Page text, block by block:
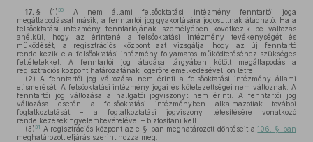
17. § (1)30
A nem állami felsőoktatási intézmény fenntartói joga
megállapodással másik, a fenntartói jog gyakorlására jogosultnak átadható. Ha a
felsőoktatási intézmény fenntartójának személyében következik be változás
anélkül, hogy az érintené a felsőoktatási intézmény tevékenységét és
működését, a regisztrációs központ azt vizsgálja, hogy az új fenntartó
rendelkezik-e a felsőoktatási intézmény folyamatos működtetéséhez szükséges
feltételekkel. A fenntartói jog átadása tárgyában kötött megállapodás a
regisztrációs központ határozatának jogerőre emelkedésével jön létre.
(2) A fenntartói jog változása nem érinti a felsőoktatási intézmény állami
elismerését. A felsőoktatási intézmény jogai és kötelezettségei nem változnak. A
fenntartói jog változása a hallgatói jogviszonyt nem érinti. A fenntartói jog
változása esetén a felsőoktatási intézményben alkalmazottak további
foglalkoztatását – a foglalkoztatási jogviszony létesítésére vonatkozó
rendelkezések figyelembevételével – biztosítani kell.
(3) 31 A regisztrációs központ az e §-ban meghatározott döntéseit a106. §-ban
meghatározott eljárás szerint hozza meg.